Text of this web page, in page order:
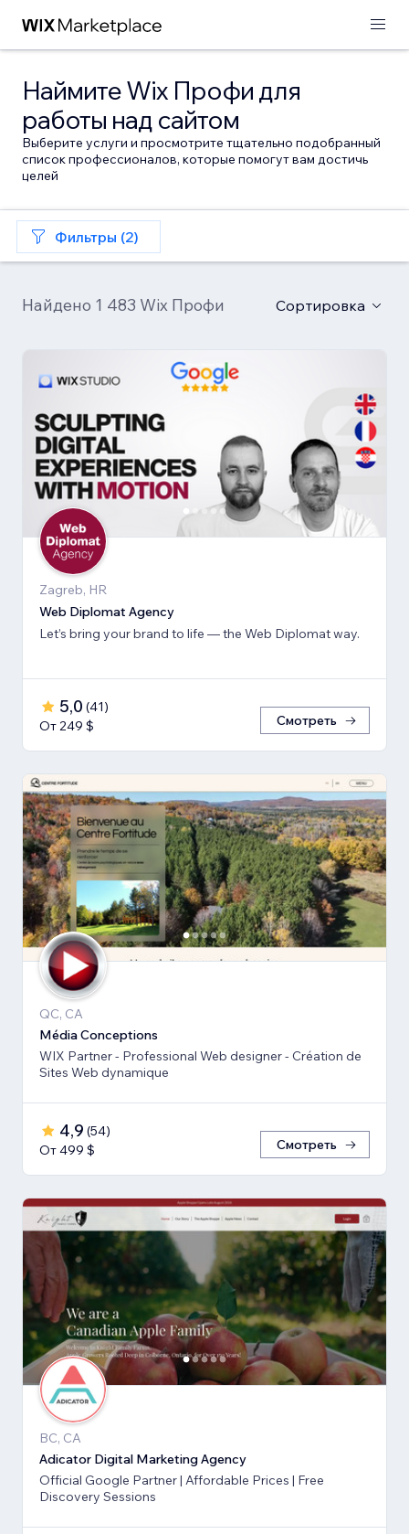
Наймите Wix Профи для
работы над сайтом
Выберите услуги и просмотрите тщательно подобранный
список профессионалов, которые помогут вам достичь
целей
Фильтры (2)
Найдено 1 483 Wix Профи Сортировка
Zagreb, HR
Web Diplomat Agency
Let’s bring your brand to life — the Web Diplomat way.
5,0 (41)
От 249 $
Смотреть
QC, CA
Média Conceptions
WIX Partner - Professional Web designer - Création de
Sites Web dynamique
4,9 (54)
От 499 $
Смотреть
BC, CA
Adicator Digital Marketing Agency
Official Google Partner | Affordable Prices | Free
Discovery Sessions